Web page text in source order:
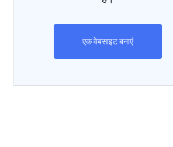
एक वेबसाइट बनाएं